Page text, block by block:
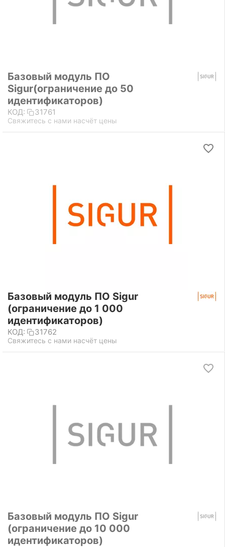
Базовый модуль ПО
Sigur(ограничение до 50
идентификаторов)
КОД: 31761
Свяжитесь с нами насчёт цены
Базовый модуль ПО Sigur
(ограничение до 1 000
идентификаторов)
КОД: 31762
Свяжитесь с нами насчёт цены
Базовый модуль ПО Sigur
(ограничение до 10 000
идентификаторов)